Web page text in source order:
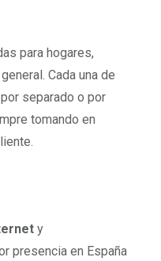
para hogares,
Cada una de
separado o por
tomando en
y
presencia en España